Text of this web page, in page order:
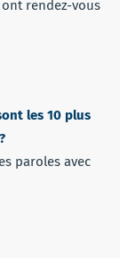
ont rendez-vous
les 10 plus
paroles avec